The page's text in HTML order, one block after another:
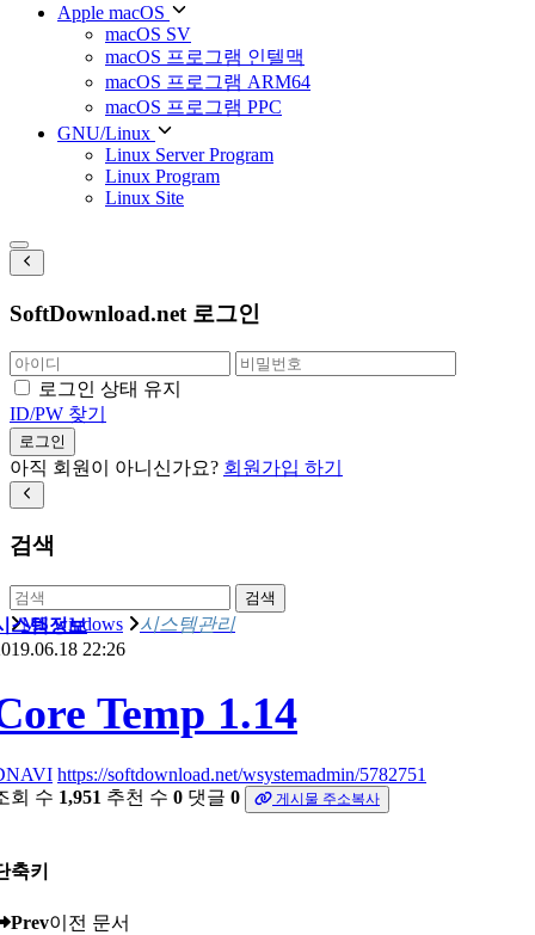
Apple macOS
macOS SV
macOS 프로그램 인텔맥
macOS 프로그램 ARM64
macOS 프로그램 PPC
GNU/Linux
Linux Server Program
Linux Program
Linux Site
SoftDownload.net 로그인
로그인 상태 유지
ID/PW 찾기
로그인
아직 회원이 아니신가요? 회원가입 하기
검색
검색
MS windows 시스템관리
스템정보
22:26
Temp 1.14
https://softdownload.net/wsystemadmin/5782751
회 수 1,951 추천 수 0 댓글 0 게시물 주소복사
축키
Prev이전 문서